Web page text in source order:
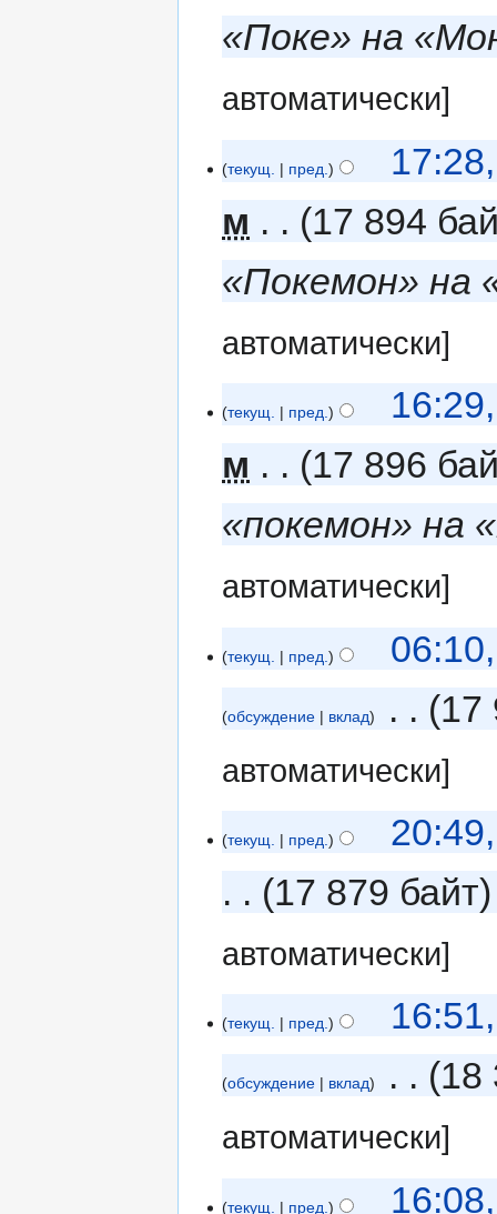
«Поке» на
автоматически]
текущ. пред.
м
17 894
«Покемон» на
автоматически]
текущ. пред.
м
17 896
«покемон» на
автоматически]
текущ. пред.
обсуждение вклад 17
автоматически]
текущ. пред.
17 879 байт
автоматически]
текущ. пред.
обсуждение вклад 18
автоматически]
текущ. пред.